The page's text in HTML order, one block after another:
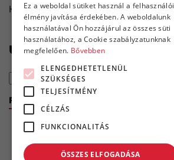
Hajó karbantartás
Újdonságok első kézből
Feliratkozom a hírlevélre
Ez a weboldal sütiket használ a felhasználói
élmény javítása érdekében. A weboldalunk
használatával Ön hozzájárul az összes süti
használatához, a Cookie szabályzatunknak
megfelelően. Bővebben
ELENGEDHETETLENÜL
SZÜKSÉGES
TELJESÍTMÉNY
CÉLZÁS
FUNKCIONALITÁS
ÖSSZES ELFOGADÁSA